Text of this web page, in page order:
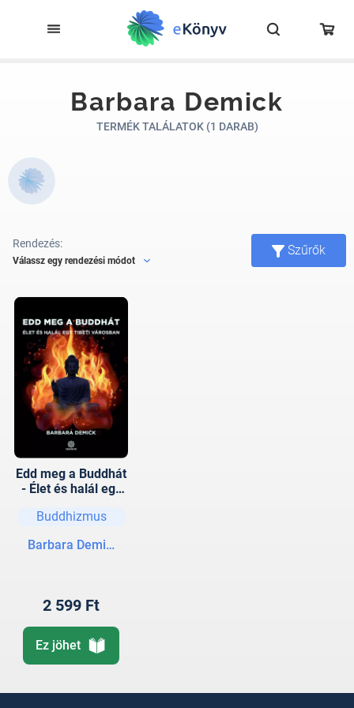
Barbara Demick
TERMÉK TALÁLATOK (1 DARAB)
Rendezés:
Válassz egy rendezési módot
Szűrők
Edd meg a Buddhát
- Élet és halál egy
Buddhizmus
Barbara Demick
2 599 Ft
Ez jöhet